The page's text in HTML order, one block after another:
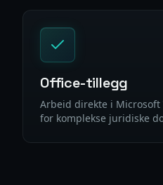
Office-tillegg
Arbeid direkte i
for komplekse juridiske